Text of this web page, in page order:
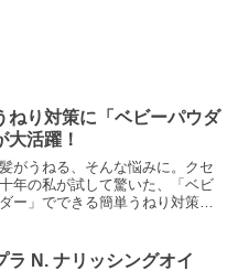
ねり対策に「ベビーパウダ
大活躍！
がうねる、そんな悩みに。クセ
年の私が試して驚いた、「ベビ
ー」でできる簡単うねり対策を
ラ N. ナリッシングオイ